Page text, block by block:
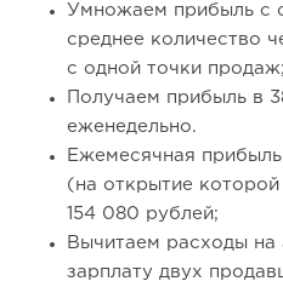
Умножаем прибыль с
среднее количество
с одной точки продаж;
Получаем прибыль в
еженедельно.
Ежемесячная
(на открытие
154 080 рублей;
Вычитаем расходы на
зарплату двух